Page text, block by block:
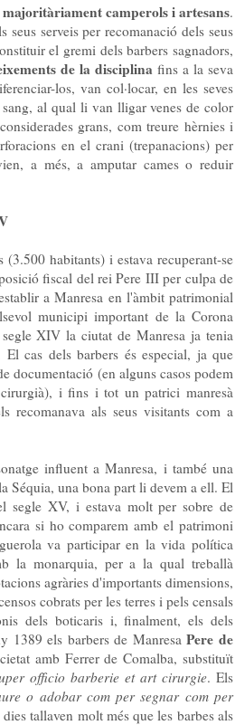
camperols i artesans.
serveis per recomanació dels seus
el gremi dels barbers sagnadors,
de la disciplina fins a la seva
los, van col·locar, en les seves
al qual li van lligar venes de color
grans, com treure hèrnies i
en el crani (trepanacions) per
a més, a amputar cames o reduir
habitants) i estava recuperant-se
fiscal del rei Pere III per culpa de
a Manresa en l'àmbit patrimonial
municipi important de la Corona
XIV la ciutat de Manresa ja tenia
cas dels barbers és especial, ja que
documentació (en alguns casos podem
i fins i tot un patrici manresà
recomanava als seus visitants com a
influent a Manresa, i també una
Séquia, una bona part li devem a ell. El
segle XV, i estava molt per sobre de
si ho comparem amb el patrimoni
va participar en la vida política
la monarquia, per a la qual treballà
agràries d'importants dimensions,
cobrats per les terres i pels censals
dels boticaris i, finalment, els dels
1389 els barbers de ManresaPere de
amb Ferrer de Comalba, substituït
officio barberie et art cirurgie. Els
o adobar com per segnar com per
tallaven molt més que les barbes als